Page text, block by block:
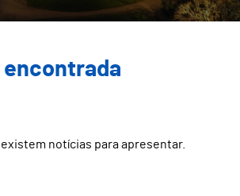
encontrada
notícias para apresentar.